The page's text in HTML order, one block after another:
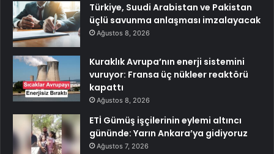
Türkiye, Suudi Arabistan ve Pakistan
üçlü savunma anlaşması imzalayacak
Ağustos 8, 2026
Kuraklık Avrupa’nın enerji sistemini
vuruyor: Fransa üç nükleer reaktörü
kapattı
Ağustos 8, 2026
ETİ Gümüş işçilerinin eylemi altıncı
gününde: Yarın Ankara’ya gidiyoruz
Ağustos 7, 2026